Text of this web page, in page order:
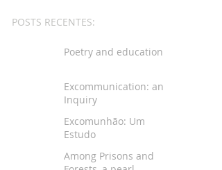
POSTS RECENTES:
Poetry and education
Excommunication: an
Inquiry
Excomunhão: Um
Estudo
Among Prisons and